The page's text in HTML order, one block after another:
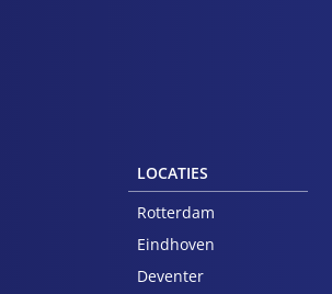
LOCATIES
Rotterdam
Eindhoven
Deventer